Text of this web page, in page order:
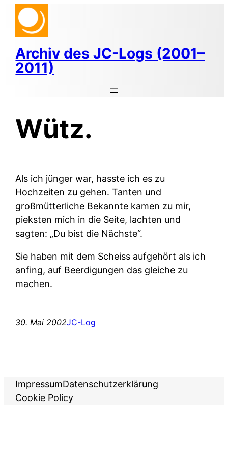
Zum
Inhalt
springen
Archiv des JC-Logs (2001–
2011)
Wütz.
Als ich jünger war, hasste ich es zu
Hochzeiten zu gehen. Tanten und
großmütterliche Bekannte kamen zu mir,
pieksten mich in die Seite, lachten und
sagten: „Du bist die Nächste“.
Sie haben mit dem Scheiss aufgehört als ich
anfing, auf Beerdigungen das gleiche zu
machen.
30. Mai 2002JC-Log
ImpressumDatenschutzerklärung
Cookie Policy